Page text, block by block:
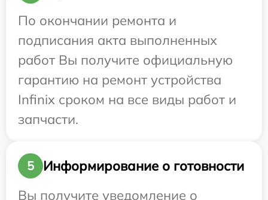
По окончании ремонта и
подписания акта выполненных
работ Вы получите официальную
гарантию на ремонт устройства
Infinix сроком на все виды работ и
запчасти.
5
Информирование о готовности
Вы получите уведомление о